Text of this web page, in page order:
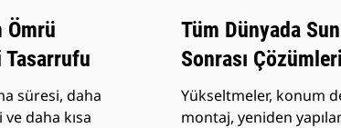
Ömrü
Tasarrufu
süresi, daha
daha kısa
Tüm Dünyada
Sonrası Çözümleri
Yükseltmeler, konum
montaj, yeniden